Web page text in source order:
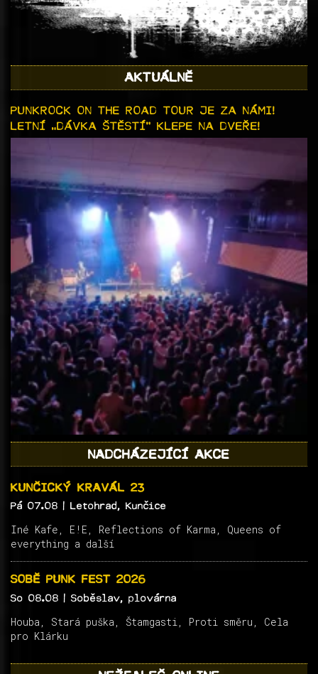
AKTUÁLNĚ
PUNKROCK ON THE ROAD TOUR JE ZA NÁMI!
LETNÍ „DÁVKA ŠTĚSTÍ“ KLEPE NA DVEŘE!
NADCHÁZEJÍCÍ AKCE
KUNČICKÝ KRAVÁL 23
Pá 07.08 | Letohrad, Kunčice
Iné Kafe, E!E, Reflections of Karma, Queens of
everything a další
SOBĚ PUNK FEST 2026
So 08.08 | Soběslav, plovárna
Houba, Stará puška, Štamgasti, Proti směru, Cela
pro Klárku